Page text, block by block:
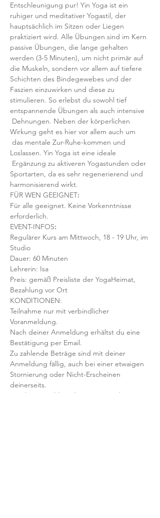
Entschleunigung pur! Yin Yoga ist ein
ruhiger und meditativer Yogastil, der
hauptsächlich im Sitzen oder Liegen
praktiziert wird. Alle Übungen sind im Kern
passive Übungen, die lange gehalten
werden (3-5 Minuten), um nicht primär auf
die Muskeln, sondern vor allem auf tiefere
Schichten des Bindegewebes und der
Faszien einzuwirken und diese zu
stimulieren. So erlebst du sowohl tief
entspannende Übungen als auch intensive
Dehnungen. Neben der körperlichen
Wirkung geht es hier vor allem auch um
das mentale Zur-Ruhe-kommen und
Loslassen. Yin Yoga ist eine ideale
Ergänzung zu aktiveren Yogastunden oder
Sportarten, da es sehr regenerierend und
harmonisierend wirkt.
FÜR WEN GEEIGNET:
Für alle geeignet. Keine Vorkenntnisse
erforderlich.
EVENT-INFOS:
Regulärer Kurs am Mittwoch, 18 - 19 Uhr, im
Studio
Dauer: 60 Minuten
Lehrerin: Isa
Preis: gemäß Preisliste der YogaHeimat,
Bezahlung vor Ort
KONDITIONEN:
Teilnahme nur mit verbindlicher
Voranmeldung.
Nach deiner Anmeldung erhältst du eine
Bestätigung per Email.
Zu zahlende Beträge sind mit deiner
Anmeldung fällig, auch bei einer etwaigen
Stornierung oder Nicht-Erscheinen
deinerseits.
Mit der Anmeldung bestätigst und